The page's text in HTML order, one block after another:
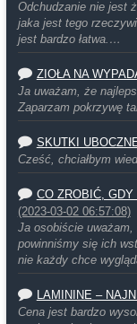
Odchudzanie nie jest
jaka jest tego
jest bardzo łatwa.…
ZIOŁA NA
Ja uważam, że
Zaparzam pokrzywę
SKUTKI
Cześć, chciałbym
CO ZROBIĆ,
(2023-03-02 06:57:08)
Ja osobiście
powinniśmy się ich
nie każdy chce
LAMININE –
Cena jest bardzo